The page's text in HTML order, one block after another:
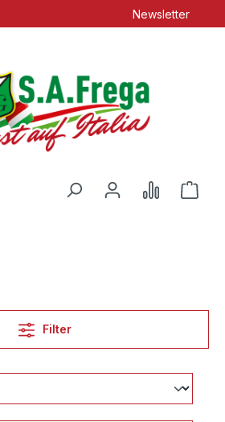
Newsletter
Filter